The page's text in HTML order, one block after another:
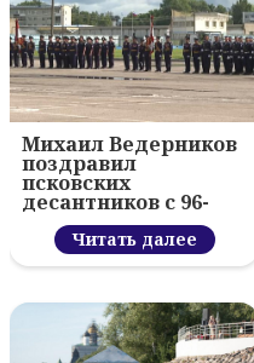
Михаил Ведерников
поздравил
псковских
десантников с 96-
летием ВДВ и
вручил награды
Читать далее